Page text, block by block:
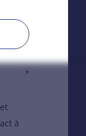
à
*